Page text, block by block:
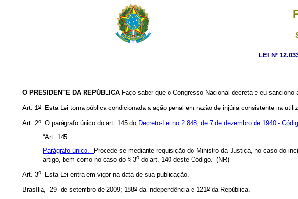
LEI Nº
O PRESIDENTE DA REPÚBLICA Faço saber que o Congresso Nacional decreta e eu sanciono
Art. 1oEsta Lei torna pública condicionada a ação penal em razão de injúria consistente na
Art. 2oO parágrafo único do art. 145 do Decreto-Lei no 2.848, de 7 de dezembro de 1940 -
“Art. 145. ......................................................................
Parágrafo único. Procede-se mediante requisição do Ministro da Justiça, no caso do
artigo, bem como no caso do § 3o do art. 140 deste Código.” (NR)
Art. 3oEsta Lei entra em vigor na data de sua publicação.
Brasília, 29 de setembro de 2009; 188oda Independência e 121oda República.